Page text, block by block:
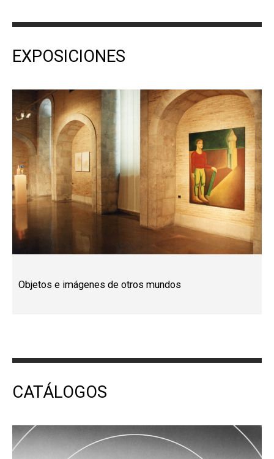
EXPOSICIONES
Objetos e imágenes de otros mundos
CATÁLOGOS